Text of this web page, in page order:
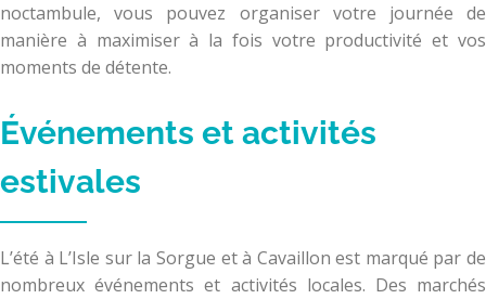
noctambule, vous pouvez organiser votre journée de
manière à maximiser à la fois votre productivité et vos
moments de détente.
Événements et activités
estivales
L’été à L’Isle sur la Sorgue et à Cavaillon est marqué par de
nombreux événements et activités locales. Des marchés